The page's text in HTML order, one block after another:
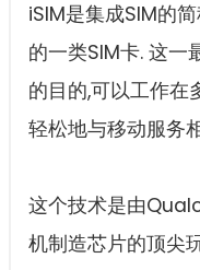
iSIM是集成SIM的
的一类SIM卡. 这一
的目的,可以工作在
轻松地与移动服务
这个技术是由
机制造芯片的顶尖